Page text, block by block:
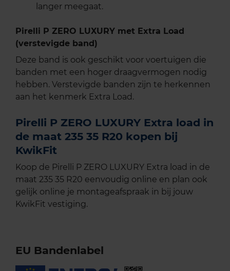
langer meegaat.
Pirelli P ZERO LUXURY met Extra Load
(verstevigde band)
Deze band is ook geschikt voor voertuigen die
banden met een hoger draagvermogen nodig
hebben. Verstevigde banden zijn te herkennen
aan het kenmerk Extra Load.
Pirelli P ZERO LUXURY Extra load in
de maat 235 35 R20 kopen bij
KwikFit
Koop de Pirelli P ZERO LUXURY Extra load in de
maat 235 35 R20 eenvoudig online en plan ook
gelijk online je montageafspraak in bij jouw
KwikFit vestiging.
EU Bandenlabel